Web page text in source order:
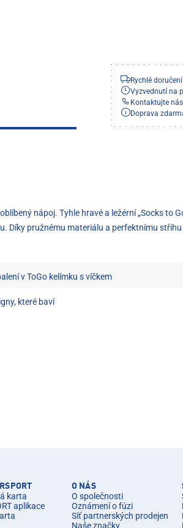
Rychlé doručení
Vyzvednutí na
Kontaktujte
Doprava
nápoj. Tyhle hravé a ležérní „Socks to
Díky pružnému materiálu a perfektnímu
v ToGo kelímku s víčkem
které baví
karta
aplikace
O NÁS
O společnosti
Oznámení o fúzi
Síť partnerských prodejen
Naše značky